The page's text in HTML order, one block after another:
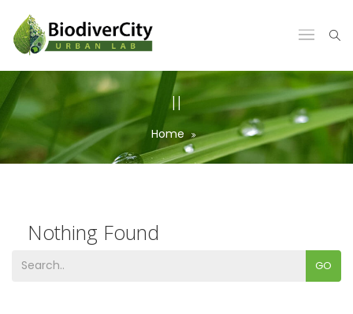
II
Home
Nothing Found
Sorry, but no posts matched your search terms. GO